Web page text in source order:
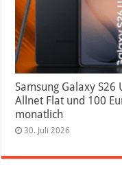
Samsung Galaxy
Allnet Flat und 100
monatlich
30. Juli 2026